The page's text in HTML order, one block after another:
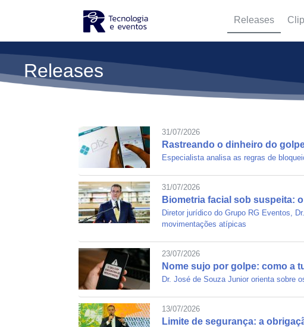
Releases
Releases
31/07/2026
Rastreando o dinheiro do
Especialista analisa as regras de
31/07/2026
Biometria facial sob suspeita:
Diretor jurídico do Grupo RG Eventos,
movimentações atípicas
23/07/2026
Nome sujo por golpe: como a
Dr. José de Souza Junior orienta sobre
13/07/2026
Limite de segurança: a